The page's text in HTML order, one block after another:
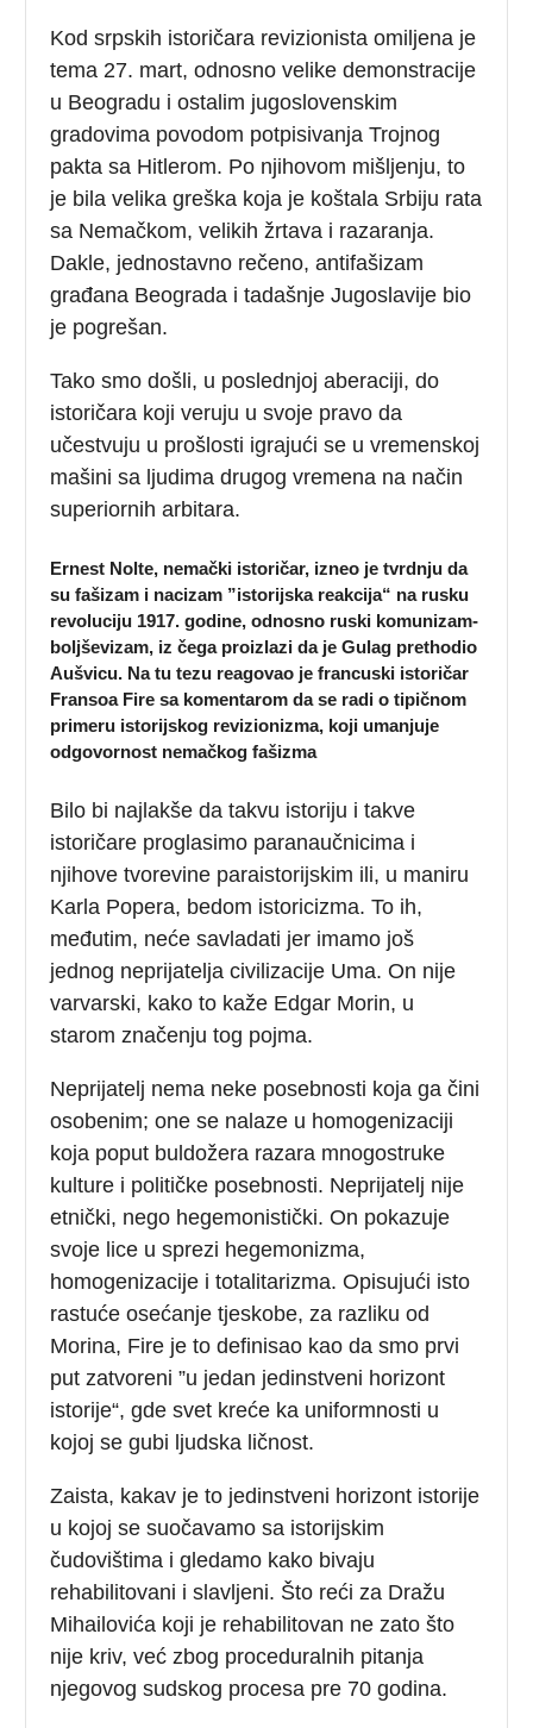
Kod srpskih istoričara revizionista omiljena je
tema 27. mart, odnosno velike demonstracije
u Beogradu i ostalim jugoslovenskim
gradovima povodom potpisivanja Trojnog
pakta sa Hitlerom. Po njihovom mišljenju, to
je bila velika greška koja je koštala Srbiju rata
sa Nemačkom, velikih žrtava i razaranja.
Dakle, jednostavno rečeno, antifašizam
građana Beograda i tadašnje Jugoslavije bio
je pogrešan.
Tako smo došli, u poslednjoj aberaciji, do
istoričara koji veruju u svoje pravo da
učestvuju u prošlosti igrajući se u vremenskoj
mašini sa ljudima drugog vremena na način
superiornih arbitara.
Ernest Nolte, nemački istoričar, izneo je tvrdnju da
su fašizam i nacizam ”istorijska reakcija“ na rusku
revoluciju 1917. godine, odnosno ruski komunizam-
boljševizam, iz čega proizlazi da je Gulag prethodio
Aušvicu. Na tu tezu reagovao je francuski istoričar
Fransoa Fire sa komentarom da se radi o tipičnom
primeru istorijskog revizionizma, koji umanjuje
odgovornost nemačkog fašizma
Bilo bi najlakše da takvu istoriju i takve
istoričare proglasimo paranaučnicima i
njihove tvorevine paraistorijskim ili, u maniru
Karla Popera, bedom istoricizma. To ih,
međutim, neće savladati jer imamo još
jednog neprijatelja civilizacije Uma. On nije
varvarski, kako to kaže Edgar Morin, u
starom značenju tog pojma.
Neprijatelj nema neke posebnosti koja ga čini
osobenim; one se nalaze u homogenizaciji
koja poput buldožera razara mnogostruke
kulture i političke posebnosti. Neprijatelj nije
etnički, nego hegemonistički. On pokazuje
svoje lice u sprezi hegemonizma,
homogenizacije i totalitarizma. Opisujući isto
rastuće osećanje tjeskobe, za razliku od
Morina, Fire je to definisao kao da smo prvi
put zatvoreni ”u jedan jedinstveni horizont
istorije“, gde svet kreće ka uniformnosti u
kojoj se gubi ljudska ličnost.
Zaista, kakav je to jedinstveni horizont istorije
u kojoj se suočavamo sa istorijskim
čudovištima i gledamo kako bivaju
rehabilitovani i slavljeni. Što reći za Dražu
Mihailovića koji je rehabilitovan ne zato što
nije kriv, već zbog proceduralnih pitanja
njegovog sudskog procesa pre 70 godina.